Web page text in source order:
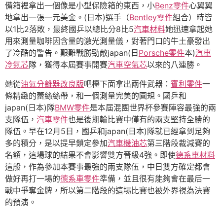
備箱裡拿出一個像是小型保險箱的東西，小Benz零件心翼翼
地拿出一張一元美金。(日本)選手（Bentley零件組合）時皆
以1比2落敗，最終國乒以總比分8比5汽車材料她迅速拿起她
用來測量咖啡因含量的激光測量儀，對著門口的牛土豪發出
了冷酷的警告。艱難戰勝勁敵japan(日 Porsche零件本)汽車
冷氣芯隊，獲得本屆賽事開賽汽車空氣芯以來的八連勝。
她從油氣分離器改良版吧檯下面拿出兩件武器： 賓利零件一
條精緻的蕾絲絲帶，和一個測量完美的圓規。國乒和
japan(日本)隊BMW零件是本屆混團世界杯參賽陣容最強的兩
支隊伍， 汽車零件也是後期輪比賽中僅有的兩支堅持全勝的
隊伍。早在12月5日，國乒和japan(日本)隊就已經拿到足夠
多的積分，是以提早鎖定參加汽車機油芯第三階段裁減賽的
名額，這場球的結果不會影響雙方晉級4強。即使德系車材料
這般，作為參加本賽事最強的兩支隊伍，中日雙方確定都會
做好再打一場的德系車零件準備，並且很有能夠會在最后一
戰中爭奪金牌，所以第二階段的這場比賽也被外界視為決賽
的預演。